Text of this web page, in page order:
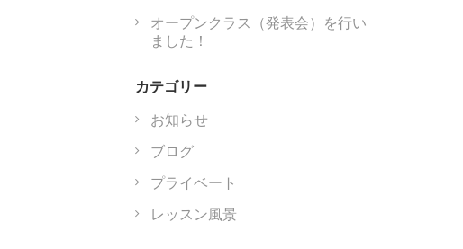
オープンクラス（発表会）を行い
ました！
カテゴリー
お知らせ
ブログ
プライベート
レッスン風景